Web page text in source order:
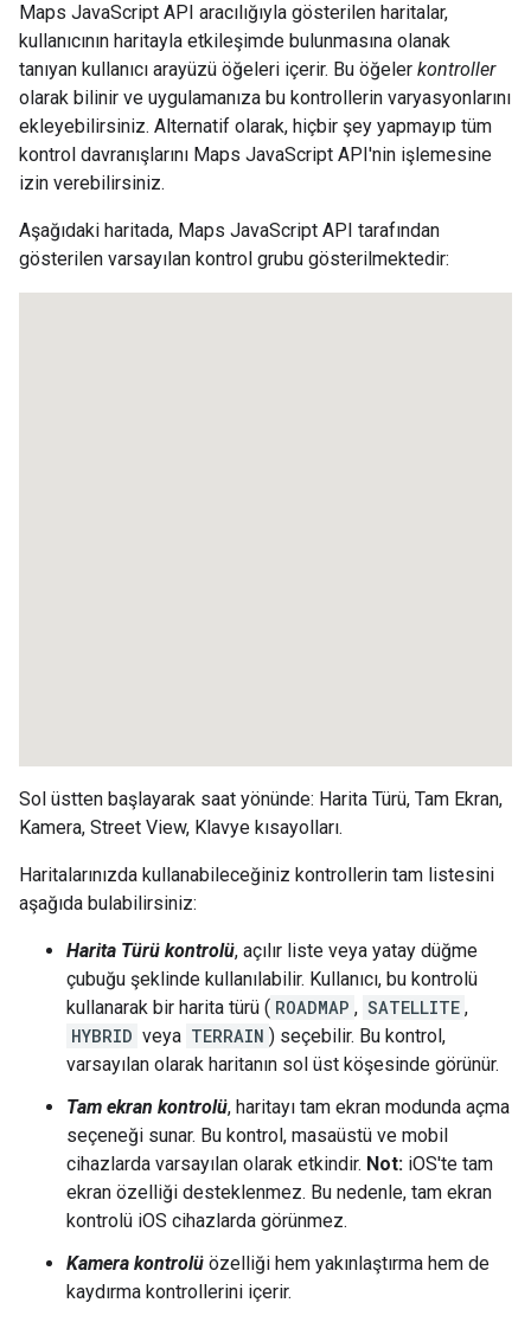
Maps JavaScript API aracılığıyla gösterilen haritalar,
kullanıcının haritayla etkileşimde bulunmasına olanak
tanıyan kullanıcı arayüzü öğeleri içerir. Bu öğeler kontroller
olarak bilinir ve uygulamanıza bu kontrollerin varyasyonlarını
ekleyebilirsiniz. Alternatif olarak, hiçbir şey yapmayıp tüm
kontrol davranışlarını Maps JavaScript API'nin işlemesine
izin verebilirsiniz.
Aşağıdaki haritada, Maps JavaScript API tarafından
gösterilen varsayılan kontrol grubu gösterilmektedir:
Sol üstten başlayarak saat yönünde: Harita Türü, Tam Ekran,
Kamera, Street View, Klavye kısayolları.
Haritalarınızda kullanabileceğiniz kontrollerin tam listesini
aşağıda bulabilirsiniz:
Harita Türü kontrolü, açılır liste veya yatay düğme
çubuğu şeklinde kullanılabilir. Kullanıcı, bu kontrolü
kullanarak bir harita türü ( ROADMAP , SATELLITE ,
HYBRID veya TERRAIN ) seçebilir. Bu kontrol,
varsayılan olarak haritanın sol üst köşesinde görünür.
Tam ekran kontrolü, haritayı tam ekran modunda açma
seçeneği sunar. Bu kontrol, masaüstü ve mobil
cihazlarda varsayılan olarak etkindir. Not: iOS'te tam
ekran özelliği desteklenmez. Bu nedenle, tam ekran
kontrolü iOS cihazlarda görünmez.
Kamera kontrolü özelliği hem yakınlaştırma hem de
kaydırma kontrollerini içerir.